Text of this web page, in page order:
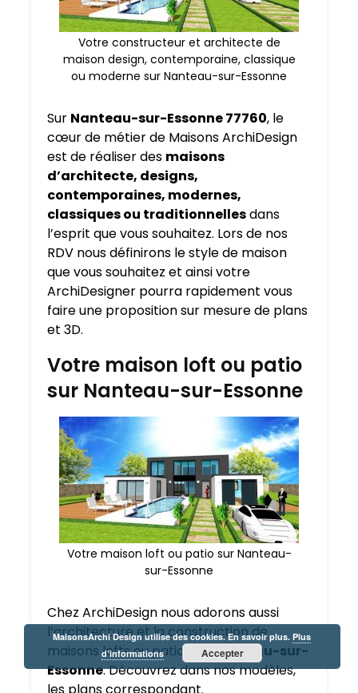
Votre constructeur et architecte de
maison design, contemporaine, classique
ou moderne sur Nanteau-sur-Essonne
Sur Nanteau-sur-Essonne 77760, le
cœur de métier de Maisons ArchiDesign
est de réaliser des maisons
d’architecte, designs,
contemporaines, modernes,
classiques ou traditionnellesdans
l’esprit que vous souhaitez. Lors de nos
RDV nous définirons le style de maison
que vous souhaitez et ainsi votre
ArchiDesigner pourra rapidement vous
faire une proposition sur mesure de plans
et 3D.
Votre maison loft ou patio
sur Nanteau-sur-Essonne
Votre maison loft ou patio sur Nanteau-
sur-Essonne
Chez ArchiDesign nous adorons aussi
l’architecture et la construction de
maisons lofts ou patio
sur Nanteau-sur-
Essonne. Découvrez dans nos modèles,
MaisonsArchi Design utilise des cookies. En savoir plus.Plus
d’informations
Accepter